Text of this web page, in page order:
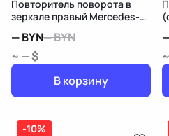
Повторитель поворота в
зеркале правый Mercedes-
—BYN—BYN
~ — $
В корзину
-10%